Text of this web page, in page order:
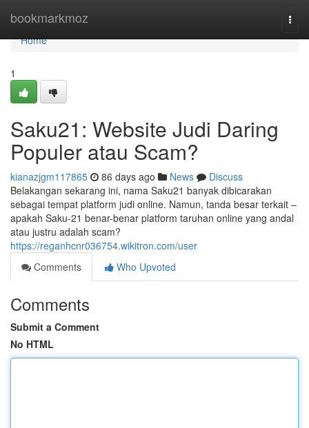
bookmarkmoz
Home
Home
1
Saku21: Website Judi Daring
Populer atau Scam?
kianazjgm117865 86 days ago News
Discuss
Belakangan sekarang ini, nama Saku21 banyak dibicarakan
sebagai tempat platform judi online. Namun, tanda besar terkait –
apakah Saku-21 benar-benar platform taruhan online yang andal
atau justru adalah scam?
https://reganhcnr036754.wikitron.com/user
Comments
Who Upvoted
Comments
Submit a Comment
No HTML